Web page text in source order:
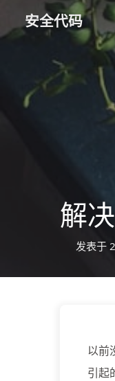
安全代码
解
发表于
以前
引起